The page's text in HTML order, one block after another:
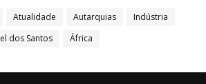
Atualidade Autarquias
Indústria
dos Santos África